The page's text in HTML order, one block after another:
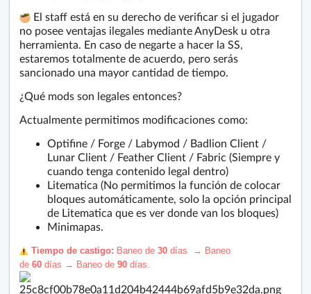
El staff está en su derecho de verificar si el jugador
no posee ventajas ilegales mediante AnyDesk u otra
herramienta. En caso de negarte a hacer la SS,
estaremos totalmente de acuerdo, pero serás
sancionado una mayor cantidad de tiempo.
¿Qué mods son legales entonces?
Actualmente permitimos modificaciones como:
Optifine / Forge / Labymod / Badlion Client /
Lunar Client / Feather Client / Fabric (Siempre y
cuando tenga contenido legal dentro)
Litematica (No permitimos la función de colocar
bloques automáticamente, solo la opción principal
de Litematica que es ver donde van los bloques)
Minimapas.
️ Tiempo de castigo: Baneo de30 días → Baneo
de 60 días → Baneo de 90 días